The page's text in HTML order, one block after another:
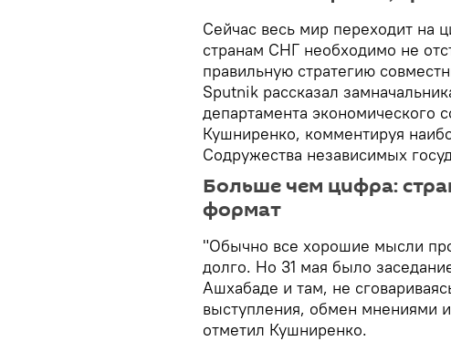
Сейчас весь мир переходит на
странам СНГ необходимо не
правильную стратегию
Sputnik рассказал
департамента экономического
Кушниренко, комментируя
Содружества независимых
Больше чем цифра:
формат
"Обычно все хорошие мысли
долго. Но 31 мая было
Ашхабаде и там, не
выступления, обмен мнениями
отметил Кушниренко.